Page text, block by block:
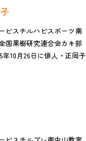
ビスチルハピスポーツ南
果樹研究連合会カキ部
10月26日に俳人・正岡子